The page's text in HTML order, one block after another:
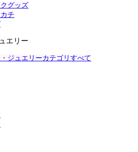
グッズ
チ
エリー
ジュエリーカテゴリすべて